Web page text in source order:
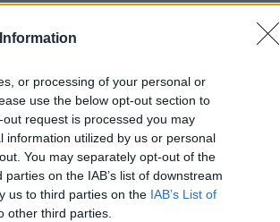
or processing of your personal or
use the below opt-out section to
request is processed you may
utilized by us or personal
You may separately opt-out of the
on the IAB’s list of downstream
us to third parties on the IAB’s List of
other third parties.
un pa 5000 ls nekas super nesanaaks.